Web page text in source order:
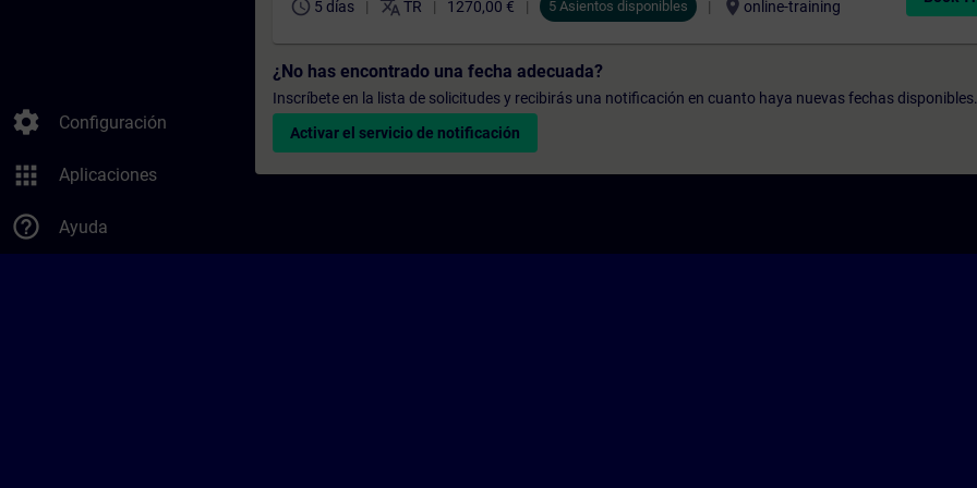
settings Configuración
apps Aplicaciones
help_outline Ayuda
schedule 5 días translate TR 1270,00 € 5 Asientos disponibles location_on online-training
¿No has encontrado una fecha adecuada?
Inscríbete en la lista de solicitudes y recibirás una notificación en cuanto haya nuevas fechas disponibles.
Activar el servicio de notificación